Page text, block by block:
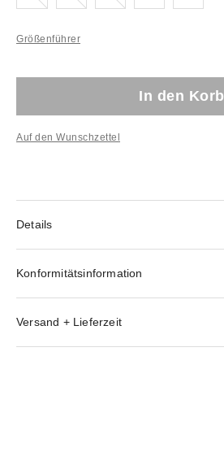
Größenführer
In den Korb
Auf den Wunschzettel
Details
Konformitätsinformation
Versand + Lieferzeit